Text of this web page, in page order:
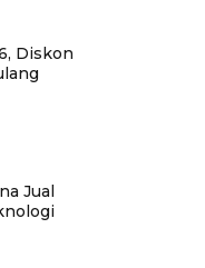
Diskon
Jual